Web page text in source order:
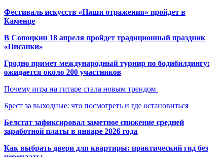
Фестиваль искусств «Наши отражения» пройдет в
Каменце
В Сопоцкин 18 апреля пройдет традиционный праздник
«Писанки»
Гродно примет международный турнир по бодибилдингу:
ожидается около 200 участников
Почему игра на гитаре стала новым трендом
Брест за выходные: что посмотреть и где остановиться
Белстат зафиксировал заметное снижение средней
заработной платы в январе 2026 года
Как выбрать двери для квартиры: практический гид без